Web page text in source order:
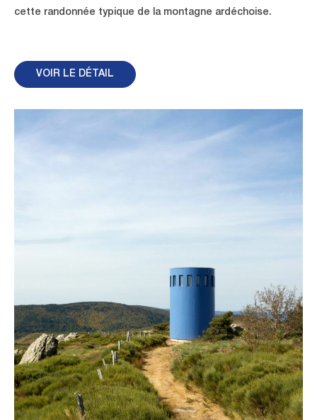
cette randonnée typique de la montagne ardéchoise.
VOIR LE DÉTAIL